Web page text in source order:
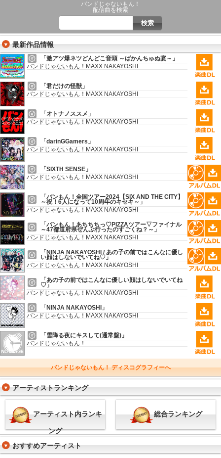
バンドじゃないもん！
配信曲を検索
最新作品情報
「激アツ爆ネツどんどこ音頭 ～ばかんちゅぬ宴～」
バンドじゃないもん！MAXX NAKAYOSHI
「君だけの怪獣」
バンドじゃないもん！MAXX NAKAYOSHI
「オトナノススメ」
バンドじゃないもん！MAXX NAKAYOSHI
「darinGGamers」
バンドじゃないもん！MAXX NAKAYOSHI
「SIXTH SENSE」
バンドじゃないもん！MAXX NAKAYOSHI
「バンもん！全国ツアー2024【SIX AND THE CITY】
～祝！6人になって10周年のキセキ～」
バンドじゃないもん！MAXX NAKAYOSHI
「バンもん！あちちちっ♡PIZZAツアー▽ファイナル
～47都道府県ぜんぶ行ったのすごくね？～」
バンドじゃないもん！MAXX NAKAYOSHI
「NINJA NAKAYOSHI / あの子の前ではこんなに優し
い顔はしないでいてね♡」
バンドじゃないもん！MAXX NAKAYOSHI
「あの子の前ではこんなに優しい顔はしないでいてね
♡」
バンドじゃないもん！MAXX NAKAYOSHI
「NINJA NAKAYOSHI」
バンドじゃないもん！MAXX NAKAYOSHI
「雪降る夜にキスして(通常盤)」
バンドじゃないもん！
バンドじゃないもん！ ディスコグラフィーへ
アーティストランキング
アーティスト内ランキ
ング
総合ランキング
おすすめアーティスト